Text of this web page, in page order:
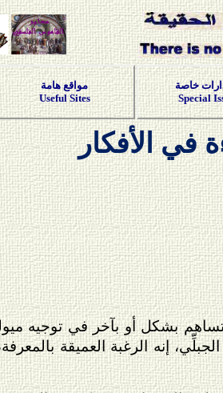
مواقع هامة
Useful Sites
خاصة
Special
في الأفكار
بشكل أو بآخر في توجيه
إنه الرغبة العميقة